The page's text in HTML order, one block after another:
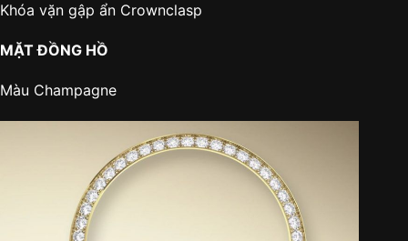
Khóa vặn gập ẩn Crownclasp
MẶT ĐỒNG HỒ
Màu Champagne